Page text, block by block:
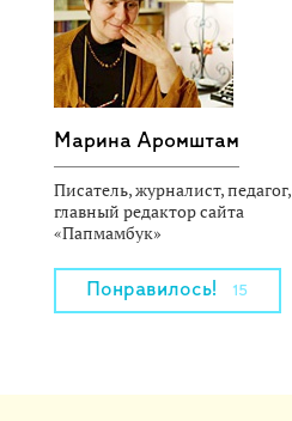
Марина Аромштам
Писатель, журналист, педагог,
главный редактор сайта
«Папмамбук»
Понравилось! 15